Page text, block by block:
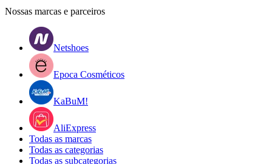
Nossas marcas e parceiros
Netshoes
Epoca Cosméticos
KaBuM!
AliExpress
Todas as marcas
Todas as categorias
Todas as subcategorias